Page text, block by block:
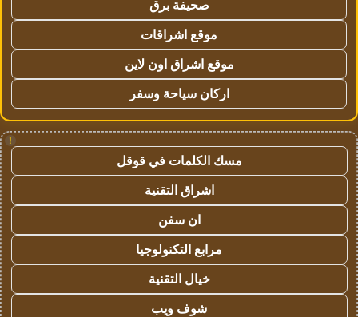
صحيفة برق
موقع اشراقات
موقع اشراق اون لاين
اركان سياحة وسفر
!
مسك الكلمات في قوقل
اشراق التقنية
ان سفن
مرابع التكنولوجيا
خيال التقنية
شوف ويب